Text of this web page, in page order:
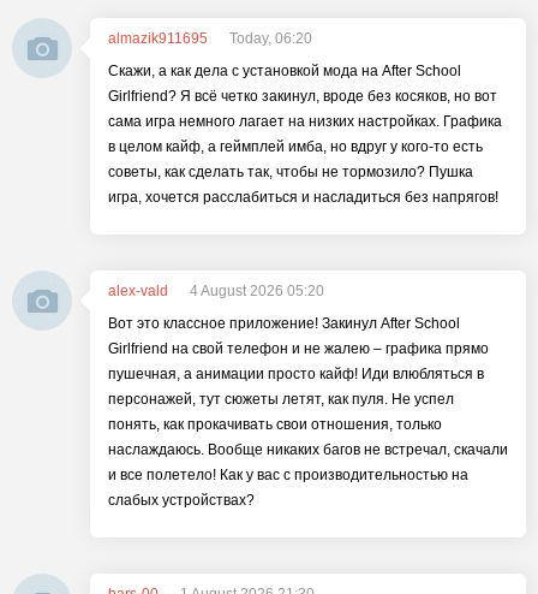
almazik911695
Today, 06:20
Скажи, а как дела с установкой мода на After School
Girlfriend? Я всё четко закинул, вроде без косяков, но вот
сама игра немного лагает на низких настройках. Графика
в целом кайф, а геймплей имба, но вдруг у кого-то есть
советы, как сделать так, чтобы не тормозило? Пушка
игра, хочется расслабиться и насладиться без напрягов!
alex-vald
4 August 2026 05:20
Вот это классное приложение! Закинул After School
Girlfriend на свой телефон и не жалею – графика прямо
пушечная, а анимации просто кайф! Иди влюбляться в
персонажей, тут сюжеты летят, как пуля. Не успел
понять, как прокачивать свои отношения, только
наслаждаюсь. Вообще никаких багов не встречал, скачали
и все полетело! Как у вас с производительностью на
слабых устройствах?